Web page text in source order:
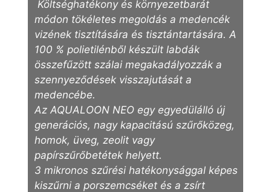
Költséghatékony és környezetbarát
módon tökéletes megoldás a medencék
vizének tisztítására és tisztántartására. A
100 % polietilénből készült labdák
összefűzött szálai megakadályozzák a
szennyeződések visszajutását a
medencébe.
Az AQUALOON NEO egy egyedülálló új
generációs, nagy kapacitású szűrőközeg,
homok, üveg, zeolit vagy
papírszűrőbetétek helyett.
3 mikronos szűrési hatékonysággal képes
kiszűrni a porszemcséket és a zsírt